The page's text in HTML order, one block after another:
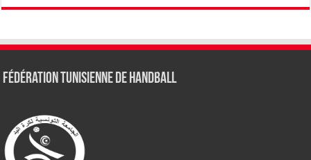
Fédération tunisienne de Handball